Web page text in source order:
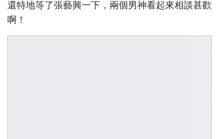
還特地等了張藝興一下，兩個男神看起來相談甚歡
啊！